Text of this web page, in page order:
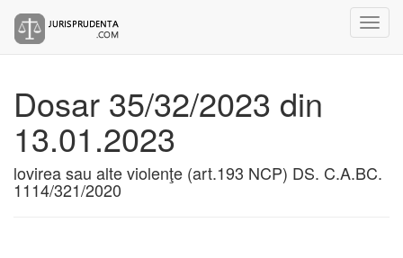
Dosar 35/32/2023 din
13.01.2023
lovirea sau alte violenţe (art.193 NCP) DS. C.A.BC.
1114/321/2020